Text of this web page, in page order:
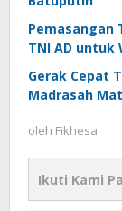
Pemasangan
TNI AD untuk
Gerak Cepat
Madrasah
oleh Fikhesa
Ikuti Kami